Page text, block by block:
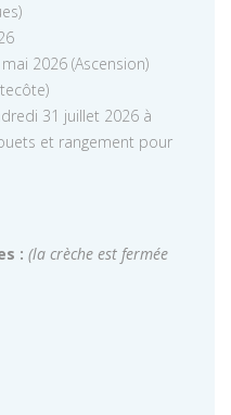
2026 (Ascension)
31 juillet 2026 à
et rangement pour
: (la crèche est fermée